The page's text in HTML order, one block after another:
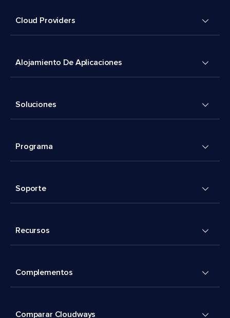
Cloud Providers
Alojamiento De Aplicaciones
Soluciones
Programa
Soporte
Recursos
Complementos
Comparar Cloudways